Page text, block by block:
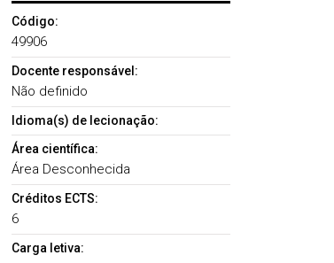
Código:
49906
Docente responsável:
Não definido
Idioma(s) de lecionação:
Área científica:
Área Desconhecida
Créditos ECTS:
6
Carga letiva: